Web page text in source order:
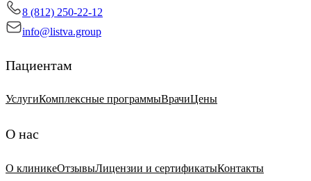
8 (812) 250-22-12
info@listva.group
Пациентам
УслугиКомплексные программыВрачиЦены
О нас
О клиникеОтзывыЛицензии и сертификатыКонтакты